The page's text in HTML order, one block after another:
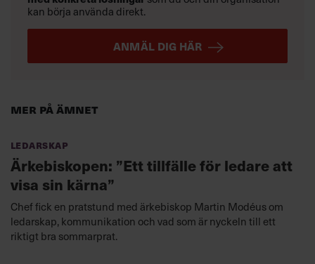
Mer på ämnet
Ledarskap
Ärkebiskopen: ”Ett tillfälle för ledare att
visa sin kärna”
Chef fick en pratstund med ärkebiskop Martin Modéus om
ledarskap, kommunikation och vad som är nyckeln till ett
riktigt bra sommarprat.
kan börja använda direkt.
ANMÄL DIG HÄR